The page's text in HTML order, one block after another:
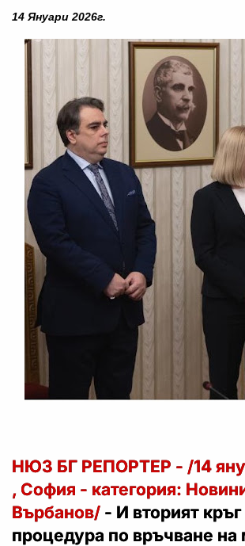
14 Януари 2026г.
НЮЗ БГ РЕПОРТЕР - /14
, София - категория:
Върбанов/ - И вторият
процедура по връчване на